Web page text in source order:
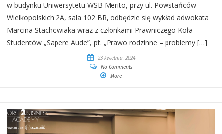
w budynku Uniwersytetu WSB Merito, przy ul. Powstańców
Wielkopolskich 2A, sala 102 BR, odbędzie się wykład adwokata
Marcina Stachowiaka wraz z członkami Prawniczego Koła
Studentów „Sapere Aude”, pt. „Prawo rodzinne – problemy […]
23 kwietnia, 2024
No Comments
More